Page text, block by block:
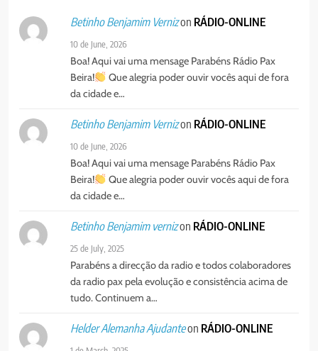
encontro de revitalização na
Diocese de Chimoio
PORTUGUÊS
“Um movimento eclesial sem
Cristo como centro é uma simples
organização humana” – defende o
Padre Mubango
MERCADO DE INHAMÍZUA:
TRANSFERÊNCIA DOS
VENDEDORES FOI ACEITE, MAS
SURGIRAM RESISTÊNCIAS PELO
CAMINHO
PORTUGUÊS SOCIEDADE
PAX NOTICIAS EDIÇÃO 28 DE
JUNHO DE 2026
PORTUGUÊS
Betinho Benjamim Vernizon RÁDIO-ONLINE
10 de June, 2026
Boa! Aqui vai uma mensage Parabéns Rádio Pax
Beira!
Que alegria poder ouvir vocês aqui de fora
da cidade e…
Betinho Benjamim Vernizon RÁDIO-ONLINE
10 de June, 2026
Boa! Aqui vai uma mensage Parabéns Rádio Pax
Beira!
Que alegria poder ouvir vocês aqui de fora
da cidade e…
Betinho Benjamim vernizon RÁDIO-ONLINE
25 de July, 2025
Parabéns a direcção da radio e todos colaboradores
da radio pax pela evolução e consistência acima de
tudo. Continuem a…
Helder Alemanha Ajudanteon RÁDIO-ONLINE